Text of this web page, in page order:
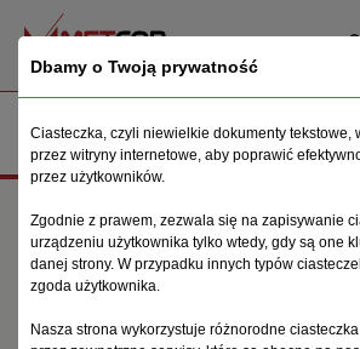
Przecinarki taśmowe
Siłownik hydrauliczny do przecinarki
128FHC
Dbamy o Twoją prywatność
Ciasteczka, czyli niewielkie dokumenty tekstowe,
przez witryny internetowe, aby poprawić
przez użytkowników.
Zgodnie z prawem, zezwala się na zapisywanie
urządzeniu użytkownika tylko wtedy, gdy są one
danej strony. W przypadku innych typów
zgoda użytkownika.
Nasza strona wykorzystuje różnorodne